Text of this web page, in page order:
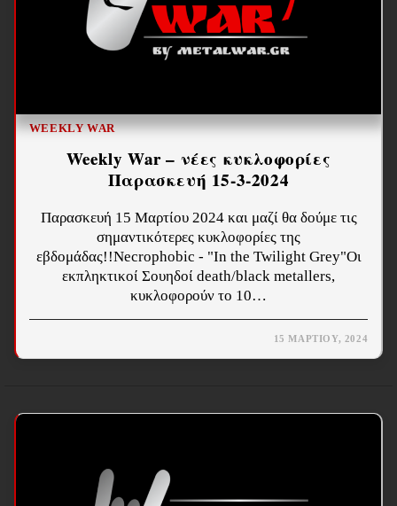
WEEKLY WAR
Weekly War – νέες κυκλοφορίες
Παρασκευή 15-3-2024
Παρασκευή 15 Μαρτίου 2024 και μαζί θα δούμε τις
σημαντικότερες κυκλοφορίες της
εβδομάδας!!Necrophobic - "In the Twilight Grey"Οι
εκπληκτικοί Σουηδοί death/black metallers,
κυκλοφορούν το 10…
15 ΜΑΡΤΊΟΥ, 2024